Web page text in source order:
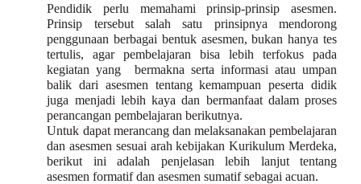
Pendidik perlu memahami prinsip-prinsip asesmen.
Prinsip tersebut salah satu prinsipnya mendorong
penggunaan berbagai bentuk asesmen, bukan hanya tes
tertulis, agar pembelajaran bisa lebih terfokus pada
kegiatan yang bermakna serta informasi atau umpan
balik dari asesmen tentang kemampuan peserta didik
juga menjadi lebih kaya dan bermanfaat dalam proses
perancangan pembelajaran berikutnya.
Untuk dapat merancang dan melaksanakan pembelajaran
dan asesmen sesuai arah kebijakan Kurikulum Merdeka,
berikut ini adalah penjelasan lebih lanjut tentang
asesmen formatif dan asesmen sumatif sebagai acuan.